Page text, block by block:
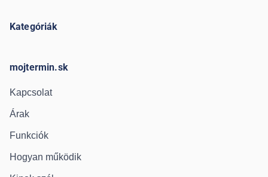
Kategóriák
mojtermin.sk
Kapcsolat
Árak
Funkciók
Hogyan működik